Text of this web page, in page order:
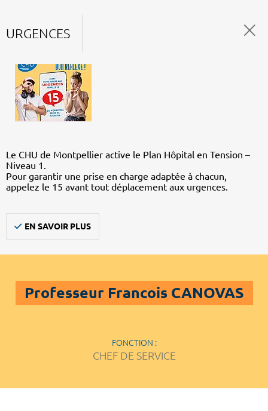
URGENCES
Le CHU de Montpellier active le Plan Hôpital en Tension –
Niveau 1.
Pour garantir une prise en charge adaptée à chacun,
appelez le 15 avant tout déplacement aux urgences.
EN SAVOIR PLUS
Professeur Francois CANOVAS
FONCTION :
CHEF DE SERVICE